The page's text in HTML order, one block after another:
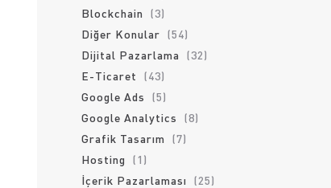
Blockchain
(3)
Diğer Konular (54)
Dijital Pazarlama
(32)
E-Ticaret
(43)
Google Ads
(5)
Google Analytics
(8)
Grafik Tasarım
(7)
Hosting
(1)
İçerik Pazarlaması
(25)